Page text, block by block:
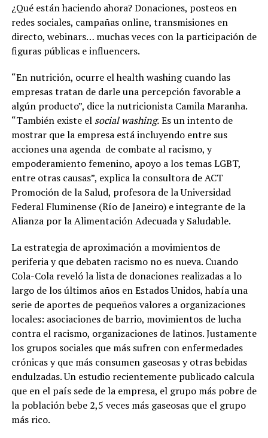
¿Qué están haciendo ahora? Donaciones, posteos en
redes sociales, campañas online, transmisiones en
directo, webinars… muchas veces con la participación de
figuras públicas e influencers.
“En nutrición, ocurre el health washing cuando las
empresas tratan de darle una percepción favorable a
algún producto”, dice la nutricionista Camila Maranha.
“También existe el social washing.Es un intento de
mostrar que la empresa está incluyendo entre sus
acciones una agenda de combate al racismo, y
empoderamiento femenino, apoyo a los temas LGBT,
entre otras causas”, explica la consultora de ACT
Promoción de la Salud, profesora de la Universidad
Federal Fluminense (Río de Janeiro) e integrante de la
Alianza por la Alimentación Adecuada y Saludable.
La estrategia de aproximación a movimientos de
periferia y que debaten racismo no es nueva. Cuando
Cola-Cola reveló la lista de donaciones realizadas a lo
largo de los últimos años en Estados Unidos, había una
serie de aportes de pequeños valores a organizaciones
locales: asociaciones de barrio, movimientos de lucha
contra el racismo, organizaciones de latinos. Justamente
los grupos sociales que más sufren con enfermedades
crónicas y que más consumen gaseosas y otras bebidas
endulzadas. Un estudio recientemente publicado calcula
que en el país sede de la empresa, el grupo más pobre de
la población bebe 2,5 veces más gaseosas que el grupo
más rico.